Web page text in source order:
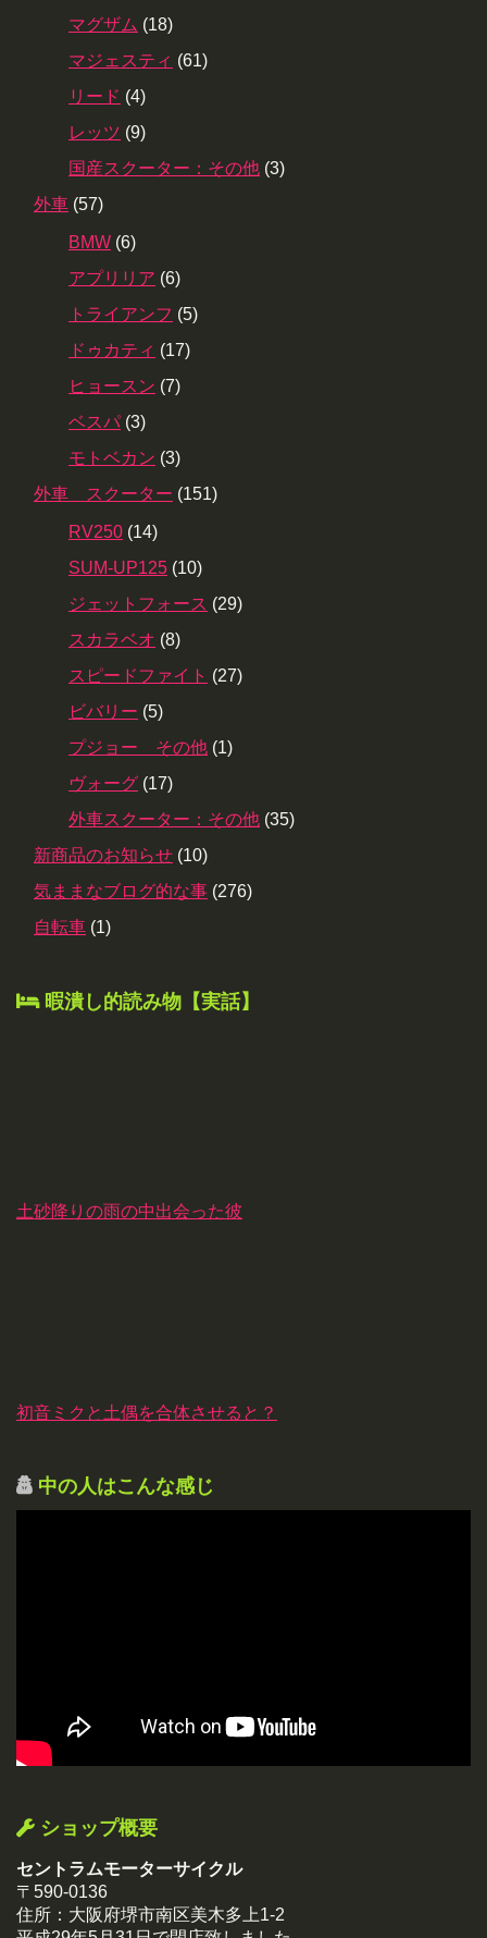
マグザム (18)
マジェスティ (61)
リード (4)
レッツ (9)
国産スクーター：その他 (3)
外車 (57)
BMW (6)
アプリリア (6)
トライアンフ (5)
ドゥカティ (17)
ヒョースン (7)
ベスパ (3)
モトベカン (3)
外車 スクーター (151)
RV250 (14)
SUM-UP125 (10)
ジェットフォース (29)
スカラベオ (8)
スピードファイト (27)
ビバリー (5)
プジョー その他 (1)
ヴォーグ (17)
外車スクーター：その他 (35)
新商品のお知らせ (10)
気ままなブログ的な事 (276)
自転車 (1)
暇潰し的読み物【実話】
土砂降りの雨の中出会った彼
初音ミクと土偶を合体させると？
中の人はこんな感じ
ショップ概要
セントラムモーターサイクル
〒590-0136
住所：大阪府堺市南区美木多上1-2